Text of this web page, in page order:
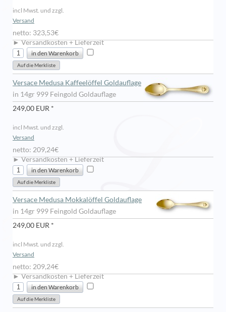
incl Mwst. und zzgl.
Versand
netto: 323,53€
► Versandkosten + Lieferzeit
Versace Medusa Kaffeelöffel Goldauflage
in 14gr 999 Feingold Goldauflage
249,00 EUR *
incl Mwst. und zzgl.
Versand
netto: 209,24€
► Versandkosten + Lieferzeit
Versace Medusa Mokkalöffel Goldauflage
in 14gr 999 Feingold Goldauflage
249,00 EUR *
incl Mwst. und zzgl.
Versand
netto: 209,24€
► Versandkosten + Lieferzeit